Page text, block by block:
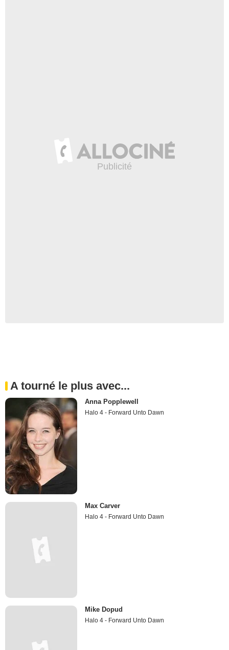
A tourné le plus avec...
Anna Popplewell
Halo 4 - Forward Unto Dawn
Max Carver
Halo 4 - Forward Unto Dawn
Mike Dopud
Halo 4 - Forward Unto Dawn